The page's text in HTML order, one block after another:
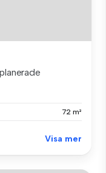
72 m²
Visa mer